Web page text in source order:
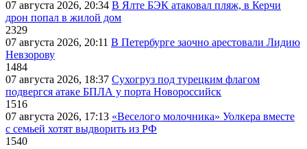
07 августа 2026, 20:34 В Ялте БЭК атаковал пляж, в Керчи
дрон попал в жилой дом
2329
07 августа 2026, 20:11 В Петербурге заочно арестовали Лидию
Невзорову
1484
07 августа 2026, 18:37 Сухогруз под турецким флагом
подвергся атаке БПЛА у порта Новороссийск
1516
07 августа 2026, 17:13 «Веселого молочника» Уолкера вместе
с семьей хотят выдворить из РФ
1540